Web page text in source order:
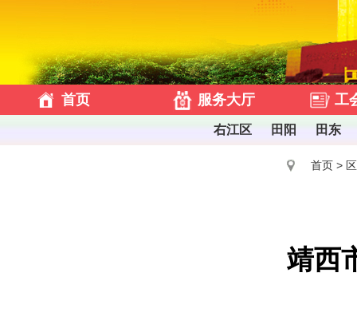
首页 服务大厅 工
右江区 田阳 田东
首页 >
靖西